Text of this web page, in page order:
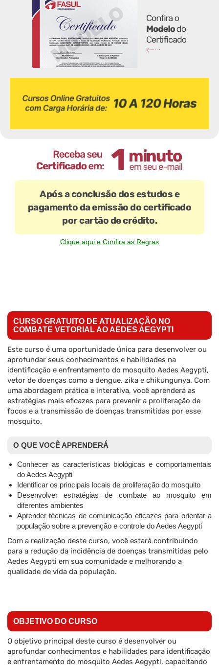
Após a conclusão dos estudos e
pagamento da emissão do certificado
por cartão de crédito.
Clique aqui e Confira as Regras
CURSO GRATUITO DE ATUALIZAÇÃO NO
COMBATE VETORIAL AO AEDES AEGYPTI
Este curso é uma oportunidade única para desenvolver ou
aprofundar seus conhecimentos e habilidades na
identificação e enfrentamento do mosquito Aedes Aegypti,
vetor de doenças como a dengue, zika e chikungunya. Com
uma abordagem prática e interativa, você aprenderá as
estratégias mais eficazes para prevenir a proliferação de
focos e a transmissão de doenças transmitidas por esse
mosquito.
O QUE VOCÊ APRENDERÁ
Conhecer as características biológicas e comportamentais
do Aedes Aegypti
Identificar os principais locais de proliferação do mosquito
Desenvolver estratégias de combate ao mosquito em
diferentes ambientes
Aprender técnicas de comunicação eficazes para orientar a
população sobre a prevenção e controle do Aedes Aegypti
Com a realização deste curso, você estará contribuindo
para a redução da incidência de doenças transmitidas pelo
Aedes Aegypti em sua comunidade e melhorando a
qualidade de vida da população.
OBJETIVO DO CURSO
O objetivo principal deste curso é desenvolver ou
aprofundar conhecimentos e habilidades para identificação
e enfrentamento do mosquito Aedes Aegypti, capacitando